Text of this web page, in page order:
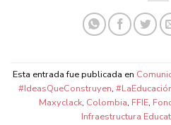
Esta entrada fue publicada en
#IdeasQueConstruyen,
Maxyclack, Colombia, FFIE,
Infraestructura